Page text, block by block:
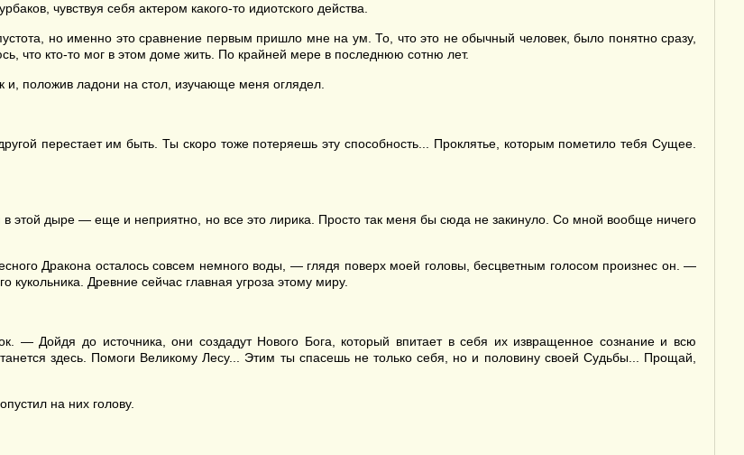
чувствуя себя актером какого-то идиотского действа.
но именно это сравнение первым пришло мне на ум. То, что это не обычный человек, было понятно сразу,
что кто-то мог в этом доме жить. По крайней мере в последнюю сотню лет.
положив ладони на стол, изучающе меня оглядел.
перестает им быть. Ты скоро тоже потеряешь эту способность... Проклятье, которым пометило тебя Сущее.
этой дыре — еще и неприятно, но все это лирика. Просто так меня бы сюда не закинуло. Со мной вообще ничего
Дракона осталось совсем немного воды, — глядя поверх моей головы, бесцветным голосом произнес он. —
кукольника. Древние сейчас главная угроза этому миру.
— Дойдя до источника, они создадут Нового Бога, который впитает в себя их извращенное сознание и всю
здесь. Помоги Великому Лесу... Этим ты спасешь не только себя, но и половину своей Судьбы... Прощай,
на них голову.